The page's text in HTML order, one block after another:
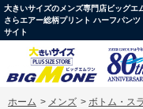
大きいサイズのメンズ専門店ビッグ
さらエアー総柄プリント ハーフパン
サイト
ホーム > メンズ > ボトム・ス